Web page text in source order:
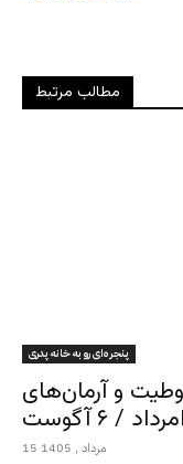
مطالب مرتبط
پنجره‌ای رو به خانه پدری
و آرمان‌های
15 مرداد , 1405